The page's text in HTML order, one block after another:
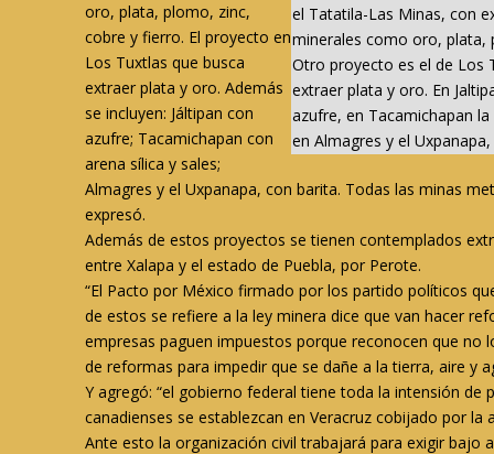
el Tatatila-Las Minas, con
minerales como oro, plata,
Otro proyecto es el de Los
extraer plata y oro. En
azufre, en Tacamichapan
en Almagres y el
oro, plata, plomo, zinc,
cobre y fierro. El proyecto en
Los Tuxtlas que busca
extraer plata y oro. Además
se incluyen: Jáltipan con
azufre; Tacamichapan con
arena sílica y sales;
Almagres y el Uxpanapa, con barita. Todas las minas
expresó.
Además de estos proyectos se tienen contemplados
entre Xalapa y el estado de Puebla, por Perote.
“El Pacto por México firmado por los partido políticos
de estos se refiere a la ley minera dice que van hacer
empresas paguen impuestos porque reconocen que no
de reformas para impedir que se dañe a la tierra, aire y
Y agregó: “el gobierno federal tiene toda la intensión de
canadienses se establezcan en Veracruz cobijado por la
Ante esto la organización civil trabajará para exigir bajo